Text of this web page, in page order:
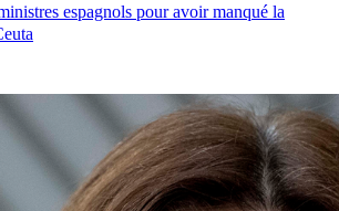
espagnols pour avoir manqué la